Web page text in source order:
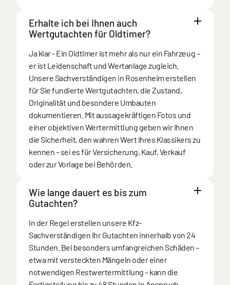
Erhalte ich bei Ihnen auch
Wertgutachten für Oldtimer?
Ja klar - Ein Oldtimer ist mehr als nur ein Fahrzeug –
er ist Leidenschaft und Wertanlage zugleich.
Unsere Sachverständigen in Rosenheim erstellen
für Sie fundierte Wertgutachten, die Zustand,
Originalität und besondere Umbauten
dokumentieren. Mit aussagekräftigen Fotos und
einer objektiven Wertermittlung geben wir Ihnen
die Sicherheit, den wahren Wert Ihres Klassikers zu
kennen – sei es für Versicherung, Kauf, Verkauf
oder zur Vorlage bei Behörden.
Wie lange dauert es bis zum
Gutachten?
In der Regel erstellen unsere Kfz-
Sachverständigen Ihr Gutachten innerhalb von 24
Stunden. Bei besonders umfangreichen Schäden –
etwa mit versteckten Mängeln oder einer
notwendigen Restwertermittlung – kann die